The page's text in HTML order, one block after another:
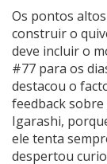
Os pontos
construir o
deve incluir o
#77 para os
destacou o
feedback
Igarashi,
ele tenta
despertou